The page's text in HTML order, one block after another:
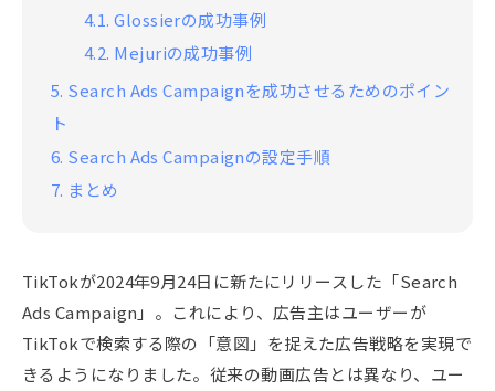
4.1. Glossierの成功事例
4.2. Mejuriの成功事例
5. Search Ads Campaignを成功させるためのポイン
ト
6. Search Ads Campaignの設定手順
7. まとめ
TikTokが2024年9月24日に新たにリリースした「Search
Ads Campaign」。これにより、広告主はユーザーが
TikTokで検索する際の「意図」を捉えた広告戦略を実現で
きるようになりました。従来の動画広告とは異なり、ユー